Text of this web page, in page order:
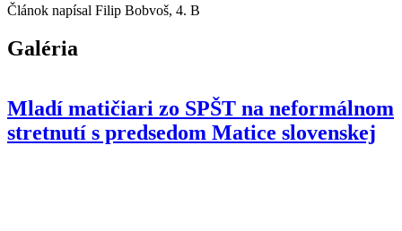
Článok napísal Filip Bobvoš, 4. B
Galéria
Mladí matičiari zo SPŠT na neformálnom
stretnutí s predsedom Matice slovenskej